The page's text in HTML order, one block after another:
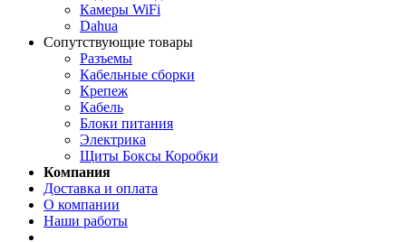
Камеры WiFi
Dahua
Сопутствующие товары
Разъемы
Кабельные сборки
Крепеж
Кабель
Блоки питания
Электрика
Щиты Боксы Коробки
Компания
Доставка и оплата
О компании
Наши работы